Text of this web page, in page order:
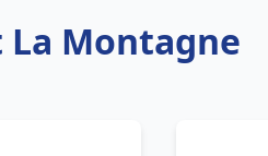
Montagne